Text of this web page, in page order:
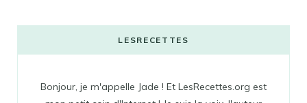
LESRECETTES
Bonjour, je m'appelle Jade ! Et LesRecettes.org est